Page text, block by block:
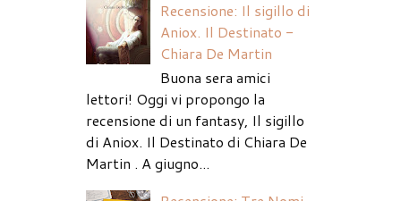
Recensione: Il sigillo di
Aniox. Il Destinato -
Chiara De Martin
Buona sera amici
lettori! Oggi vi propongo la
recensione di un fantasy, Il sigillo
di Aniox. Il Destinato di Chiara De
Martin . A giugno...